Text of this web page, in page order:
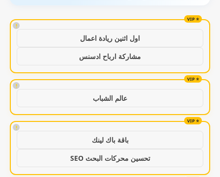
!
اول اثنين ريادة اعمال
مشاركة ارباح ادسنس
!
عالم الشباب
!
باقة باك لينك
تحسين محركات البحث SEO